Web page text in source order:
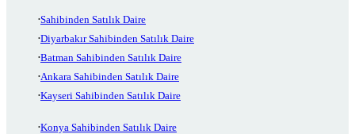
Sahibinden Satılık Daire
Diyarbakır Sahibinden Satılık Daire
Batman Sahibinden Satılık Daire
Ankara Sahibinden Satılık Daire
Kayseri Sahibinden Satılık Daire
Konya Sahibinden Satılık Daire